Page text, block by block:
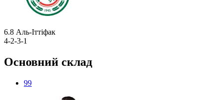
6.8 Аль-Іттіфак
4-2-3-1
Основний склад
99